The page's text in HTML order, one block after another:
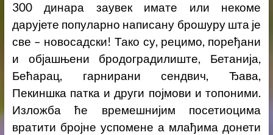
300 динара заувек имате или некоме
дарујете популарно написану брошуру шта је
све – новосадски! Тако су, рецимо, поређани
и објашњени бродоградилиште, Бетанија,
Бећарац, гарнирани сендвич, Ђава,
Пекиншка патка и други појмови и топоними.
Изложба ће времешнијим посетиоцима
вратити бројне успомене а млађима донети